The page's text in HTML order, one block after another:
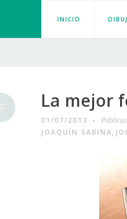
INICIO
La mejor
01/07/2013
JOAQUÍN SABINA,